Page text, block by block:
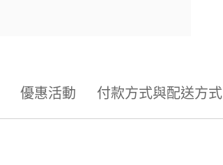
優惠活動 付款方式與配送方式